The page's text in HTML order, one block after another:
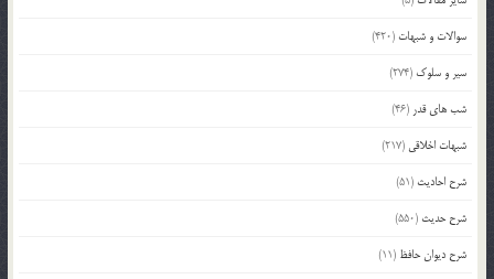
سوالات و شبهات (420)
سیر و سلوک (274)
شب های قدر (46)
شبهات اخلاقی (217)
شرح احادیث (51)
شرح حدیث (550)
شرح دیوان حافظ (11)